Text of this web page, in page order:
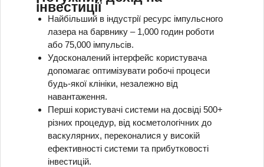
інвестиції
Найбільший в індустрії ресурс імпульсного
лазера на барвнику – 1,000 годин роботи
або 75,000 імпульсів.
Удосконалений інтерфейс користувача
допомагає оптимізувати робочі процеси
будь-якої клініки, незалежно від
навантаження.
Перші користувачі системи на досвіді 500+
різних процедур, від косметологічних до
васкулярних, переконалися у високій
ефективності системи та прибутковості
інвестицій.